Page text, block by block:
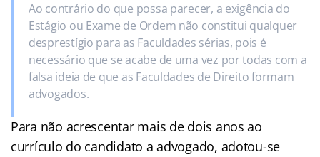
Ao contrário do que possa parecer, a exigência do
Estágio ou Exame de Ordem não constitui qualquer
desprestígio para as Faculdades sérias, pois é
necessário que se acabe de uma vez por todas com a
falsa ideia de que as Faculdades de Direito formam
advogados.
Para não acrescentar mais de dois anos ao
currículo do candidato a advogado, adotou-se